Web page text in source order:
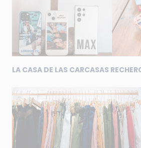
LA CASA DE LAS CARCASAS